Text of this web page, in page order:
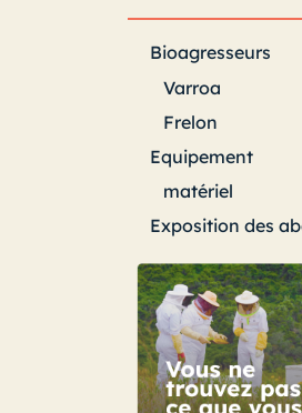
Bioagresseurs
Varroa
Frelon
Equipement
matériel
Observatoires
Relations api-
Filière apicole
filière - chiffres